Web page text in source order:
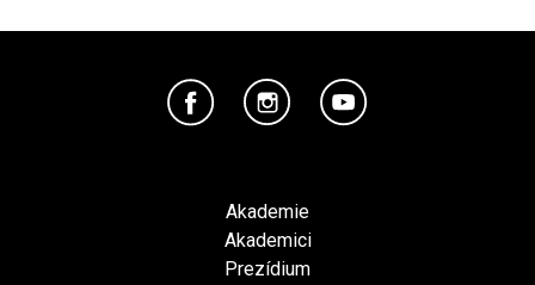
Akademie
Akademici
Prezídium